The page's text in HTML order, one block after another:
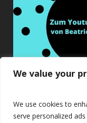
We value your
We use cookies to
serve personalized